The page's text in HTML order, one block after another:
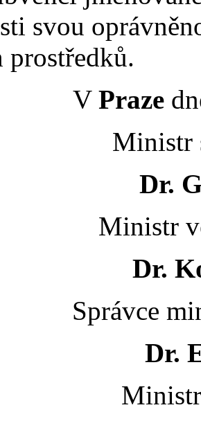
svou
prostředků.
V Praze
Ministr
Dr.
Ministr
Dr.
Správce
Dr.